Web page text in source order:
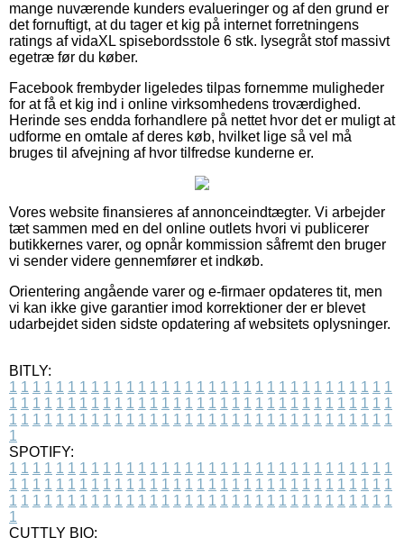
mange nuværende kunders evalueringer og af den grund er
det fornuftigt, at du tager et kig på internet forretningens
ratings af vidaXL spisebordsstole 6 stk. lysegråt stof massivt
egetræ før du køber.
Facebook frembyder ligeledes tilpas fornemme muligheder
for at få et kig ind i online virksomhedens troværdighed.
Herinde ses endda forhandlere på nettet hvor det er muligt at
udforme en omtale af deres køb, hvilket lige så vel må
bruges til afvejning af hvor tilfredse kunderne er.
Vores website finansieres af annonceindtægter. Vi arbejder
tæt sammen med en del online outlets hvori vi publicerer
butikkernes varer, og opnår kommission såfremt den bruger
vi sender videre gennemfører et indkøb.
Orientering angående varer og e-firmaer opdateres tit, men
vi kan ikke give garantier imod korrektioner der er blevet
udarbejdet siden sidste opdatering af websitets oplysninger.
BITLY:
1 1 1 1 1 1 1 1 1 1 1 1 1 1 1 1 1 1 1 1 1 1 1 1 1 1 1 1 1 1 1 1 1
1 1 1 1 1 1 1 1 1 1 1 1 1 1 1 1 1 1 1 1 1 1 1 1 1 1 1 1 1 1 1 1 1
1 1 1 1 1 1 1 1 1 1 1 1 1 1 1 1 1 1 1 1 1 1 1 1 1 1 1 1 1 1 1 1 1
1
SPOTIFY:
1 1 1 1 1 1 1 1 1 1 1 1 1 1 1 1 1 1 1 1 1 1 1 1 1 1 1 1 1 1 1 1 1
1 1 1 1 1 1 1 1 1 1 1 1 1 1 1 1 1 1 1 1 1 1 1 1 1 1 1 1 1 1 1 1 1
1 1 1 1 1 1 1 1 1 1 1 1 1 1 1 1 1 1 1 1 1 1 1 1 1 1 1 1 1 1 1 1 1
1
CUTTLY BIO: